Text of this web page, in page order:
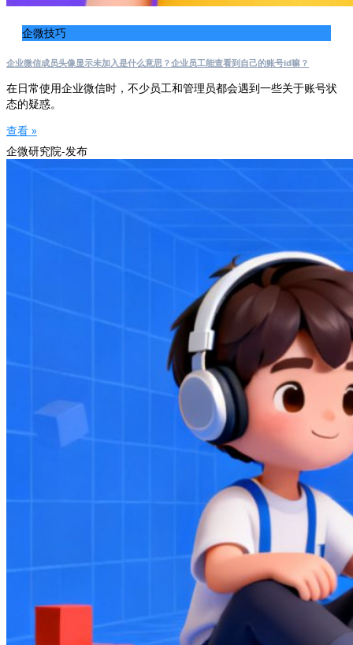
企微技巧
企业微信成员头像显示未加入是什么意思？企业员工能查看到自己的账号id嘛？
在日常使用企业微信时，不少员工和管理员都会遇到一些关于账号状
态的疑惑。
查看 »
企微研究院-发布